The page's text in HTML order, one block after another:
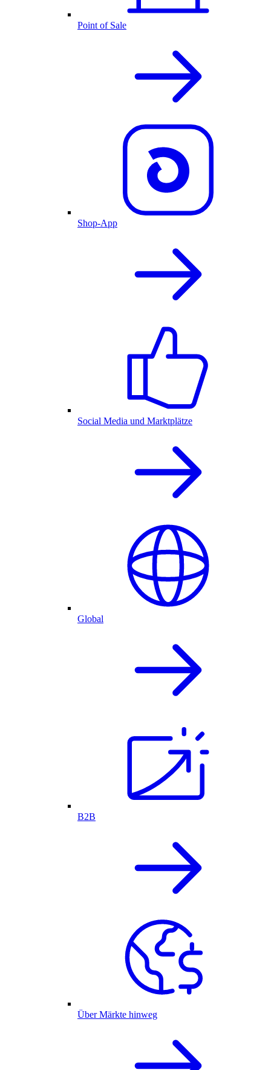
Point of Sale
Shop-App
Social Media und Marktplätze
Global
B2B
Über Märkte hinweg